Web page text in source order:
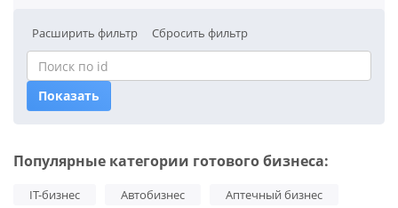
Расширить фильтр Сбросить фильтр
Показать
Популярные категории готового бизнеса:
IT-бизнес Автобизнес Аптечный бизнес